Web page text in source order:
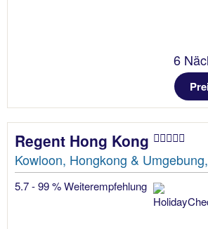
6
Regent Hong Kong
Kowloon, Hongkong &
5.7 - 99 % Weiterempfehlung